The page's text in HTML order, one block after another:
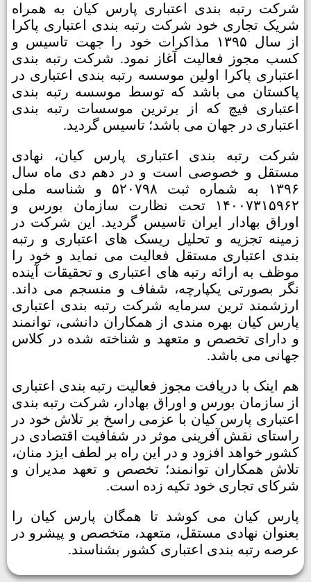
شرکت رتبه­ بندی اعتباری پارس کیان به همراه
شریک تجاری خود شرکت رتبه بندی اعتباری پاکرا
از سال ۱۳۹۵ مذاکرات خود را جهت تاسیس و
کسب مجوز فعالیت آغاز نمود. شرکت رتبه بندی
اعتباری پاکرا
اولین موسسه رتبه بندی اعتباری در
پاکستان می باشد که توسط موسسه رتبه بندی
اعتباری فیچ که از برترین موسسات رتبه بندی
اعتباری در جهان می باشد؛ تاسیس گردید.
شرکت رتبه بندی اعتباری پارس کیان، نهادی
مستقل و خصوصی است و در دهم دی ماه سال
۱۳۹۶ به شماره ثبت ۵۲۰۷۹۸ و شناسه ملی
۱۴۰۰۷۳۱۵۹۶۲ تحت نظارت سازمان بورس و
اوراق بهادار ایران تاسیس گردید. این شرکت در
زمینه تجزیه و تحلیل ریسک های اعتباری و رتبه
بندی اعتباری مستقل فعالیت می نماید و خود را
موظف به ارائه رتبه های اعتباری و تحقیقات آینده
نگر بصورتی یکپارچه، شفاف و منسجم می داند.
ارزشمند ترین سرمایه شرکت رتبه بندی اعتباری
پارس کیان بهره مندی از همکاران دانشی، توانمند
و دارای تخصص و متعهد و شناخته شده در کلاس
جهانی می باشد.
هم اینک با دریافت مجوز فعالیت رتبه بندی اعتباری
از سازمان بورس و اوراق بهادار، شرکت رتبه بندی
اعتباری پارس کیان با عزمی راسخ بر تلاش خود در
راستای نقش آفرینی موثر در شفافیت اقتصادی در
کشور خواهد افزود و در این راه بر لطف ایزد منان،
تلاش همکاران توانمند؛ تخصص و تعهد مدیران و
شرکای تجاری خود تکیه زده است.
پارس کیان می کوشد تا همگان پارس کیان را
بعنوان نهادی مستقل، متعهد، متخصص و پیشرو در
عرصه رتبه بندی اعتباری کشور بشناسند.